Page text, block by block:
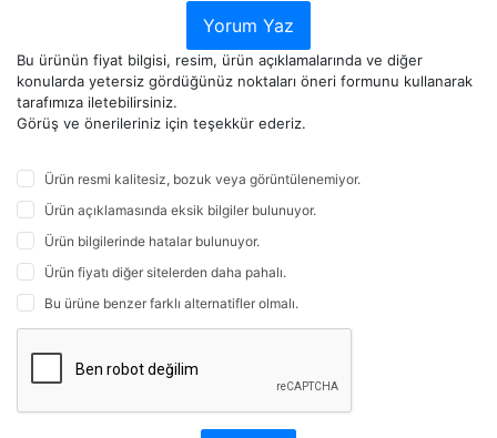
Yorum Yaz
Bu ürünün fiyat bilgisi, resim, ürün açıklamalarında ve diğer
konularda yetersiz gördüğünüz noktaları öneri formunu kullanarak
tarafımıza iletebilirsiniz.
Görüş ve önerileriniz için teşekkür ederiz.
Ürün resmi kalitesiz, bozuk veya görüntülenemiyor.
Ürün açıklamasında eksik bilgiler bulunuyor.
Ürün bilgilerinde hatalar bulunuyor.
Ürün fiyatı diğer sitelerden daha pahalı.
Bu ürüne benzer farklı alternatifler olmalı.